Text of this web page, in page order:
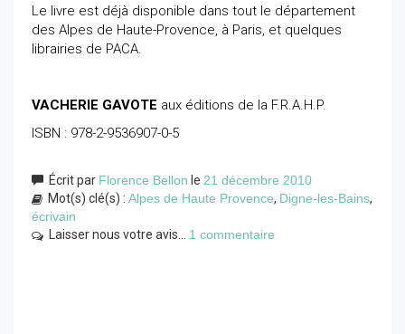
Le livre est déjà disponible dans tout le département
des Alpes de Haute-Provence, à Paris, et quelques
librairies de PACA.
VACHERIE GAVOTE aux éditions de la F.R.A.H.P.
ISBN : 978-2-9536907-0-5
Écrit par Florence Bellon le 21 décembre 2010
Mot(s) clé(s) : Alpes de Haute Provence, Digne-les-Bains,
écrivain
Laisser nous votre avis... 1 commentaire